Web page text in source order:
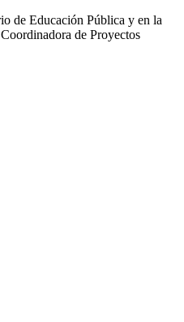
de Educación Pública y en la
de Proyectos